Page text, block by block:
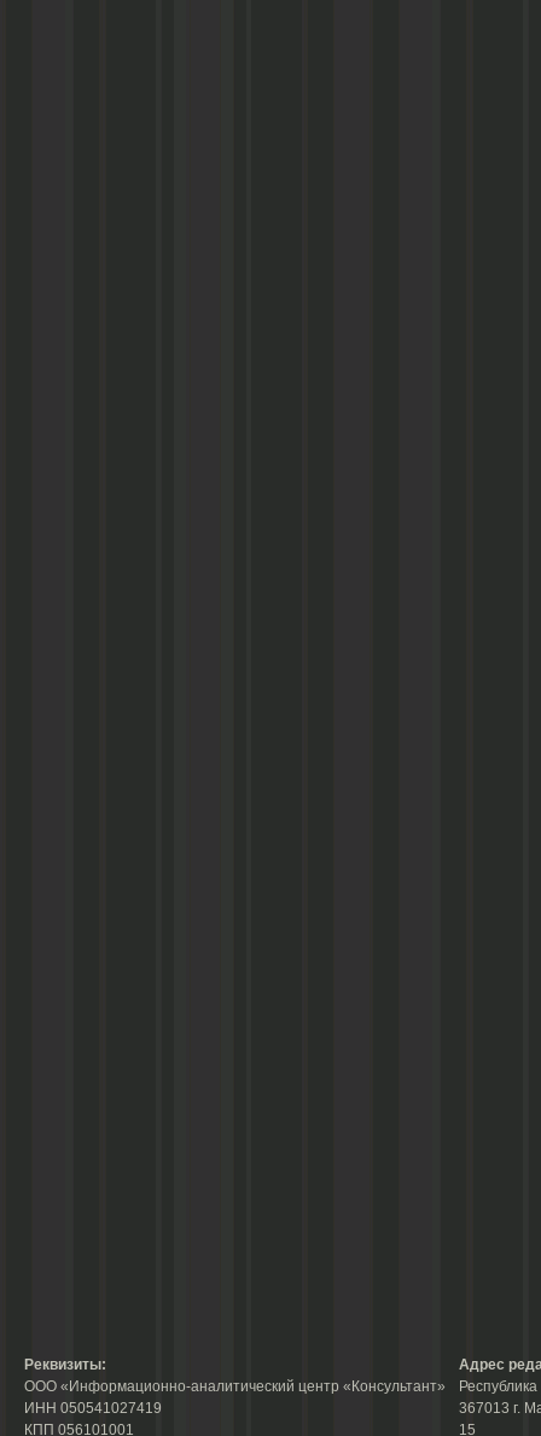
Реквизиты:
ООО «Информационно-аналитический центр «Консультант»
ИНН 050541027419
КПП 056101001
Адрес
367013 г.
15